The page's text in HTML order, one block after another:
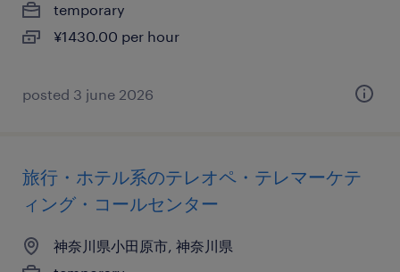
temporary
¥1430.00 per hour
posted 3 june 2026
旅行・ホテル系のテレオペ・テレマーケテ
ィング・コールセンター
神奈川県小田原市, 神奈川県